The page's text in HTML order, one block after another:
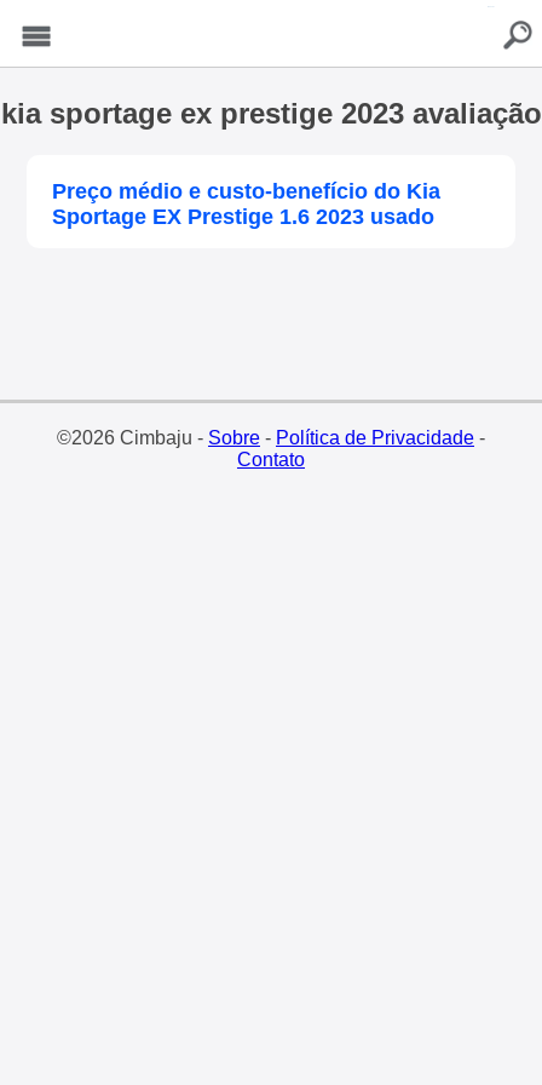
kia sportage ex prestige 2023 avaliação
Preço médio e custo-benefício do Kia
Sportage EX Prestige 1.6 2023 usado
©2026 Cimbaju - Sobre- Política de Privacidade-
Contato